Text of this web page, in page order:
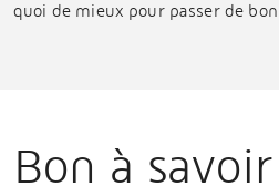
quoi de mieux pour passer de
Bon à savoir